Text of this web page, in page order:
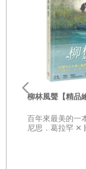
柳林風聲【精品
百年來最美的一
尼思．葛拉罕 ✕